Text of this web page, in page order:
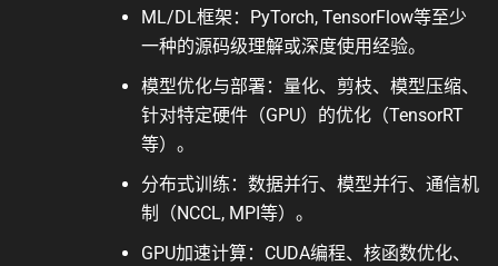
ML/DL框架：PyTorch, TensorFlow等至少
一种的源码级理解或深度使用经验。
模型优化与部署：量化、剪枝、模型压缩、
针对特定硬件（GPU）的优化（TensorRT
等）。
分布式训练：数据并行、模型并行、通信机
制（NCCL, MPI等）。
GPU加速计算：CUDA编程、核函数优化、